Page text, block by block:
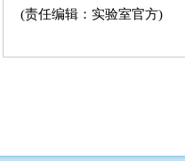
(责任编辑：实验室官方)